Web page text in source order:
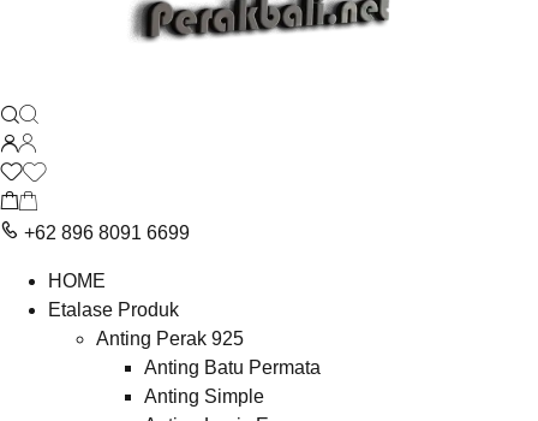
+62 896 8091 6699
HOME
Etalase Produk
Anting Perak 925
Anting Batu Permata
Anting Simple